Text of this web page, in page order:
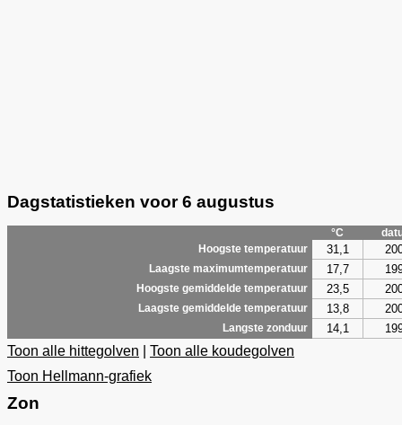
Dagstatistieken voor 6 augustus
°C
Hoogste temperatuur
31,1
Laagste maximumtemperatuur 17,7
Hoogste gemiddelde temperatuur 23,5
Laagste gemiddelde temperatuur 13,8
Langste zonduur 14,1
Toon alle hittegolven
Toon alle koudegolven
Toon Hellmann-grafiek
Zon